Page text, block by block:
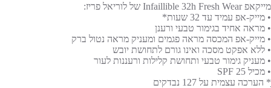
מייקאפ Infaillible 32h Fresh Wear של לוריאל פריז:
• מייק-אפ עמיד עד 32 שעות*
• מראה אחיד בגימור טבעי ורענן
• מייק-אפ המכסה מראה פגמים ומעניק מראה נטול ברק
• ללא אפקט מסכה ואינו גורם לתחושת יובש
• מעניק גימור טבעי ותחושת קלילות ורעננות לעור
• מכיל SPF 25
ָ* הערכה עצמית על 127 נבדקים